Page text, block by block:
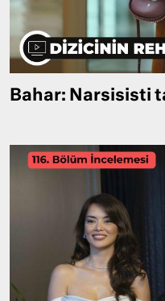
Bahar: Narsisisti